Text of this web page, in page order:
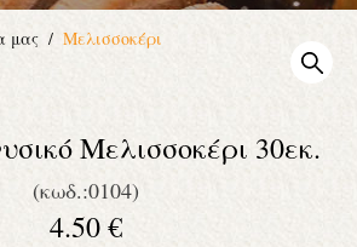
μας Μελισσοκέρι
Μελισσοκέρι 30εκ.
(κωδ.:0104)
4.50 €